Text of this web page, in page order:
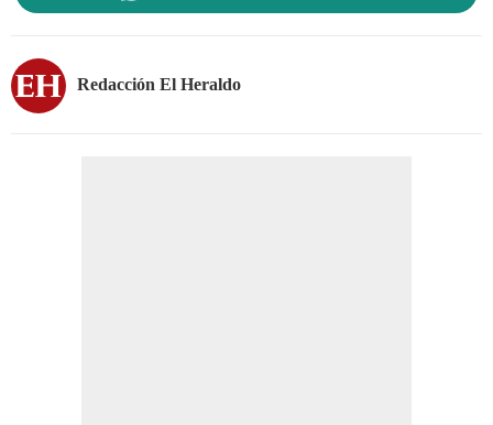
Redacción El Heraldo